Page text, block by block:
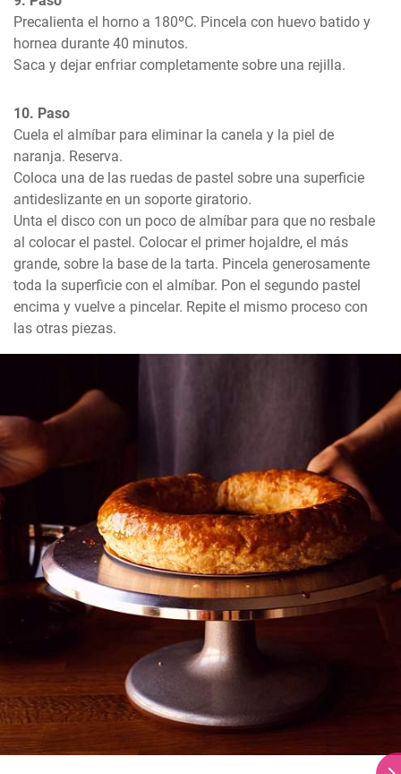
Precalienta el horno a 180ºC. Pincela con huevo batido y
hornea durante 40 minutos.
Saca y dejar enfriar completamente sobre una rejilla.
10. Paso
Cuela el almíbar para eliminar la canela y la piel de
naranja. Reserva.
Coloca una de las ruedas de pastel sobre una superficie
antideslizante en un soporte giratorio.
Unta el disco con un poco de almíbar para que no resbale
al colocar el pastel. Colocar el primer hojaldre, el más
grande, sobre la base de la tarta. Pincela generosamente
toda la superficie con el almíbar. Pon el segundo pastel
encima y vuelve a pincelar. Repite el mismo proceso con
las otras piezas.